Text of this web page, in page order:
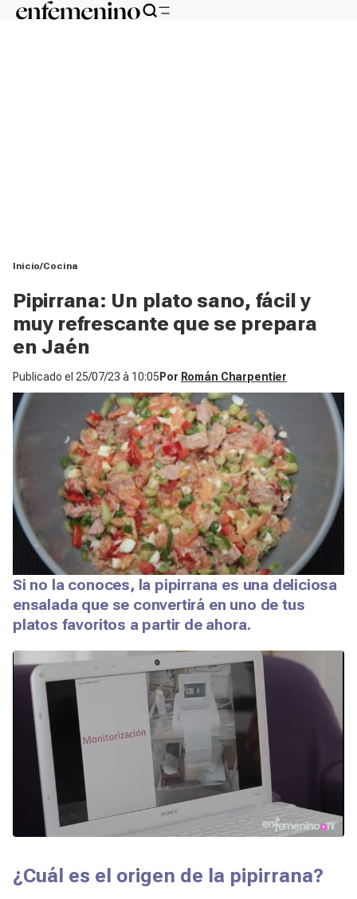
Inicio Cocina
Pipirrana: Un plato sano, fácil y
muy refrescante que se prepara
en Jaén
Publicado el 25/07/23 à 10:05 Por Román Charpentier
Si no la conoces, la pipirrana es una deliciosa
ensalada que se convertirá en uno de tus
platos favoritos a partir de ahora.
¿Cuál es el origen de la pipirrana?